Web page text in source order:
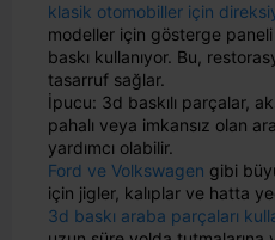
klasik otomobiller için
modeller için gösterge
baskı kullanıyor. Bu,
tasarruf sağlar.
İpucu: 3d baskılı parçalar,
pahalı veya imkansız olan
yardımcı olabilir.
Ford ve Volkswagen gibi
için jigler, kalıplar ve hatta
3d baskı araba parçaları